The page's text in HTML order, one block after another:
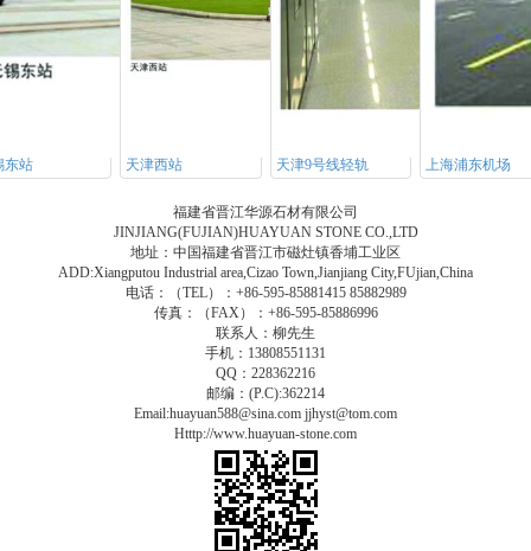
东站 天津西站 天津9号线轻轨 上海浦东机场
福建省晋江华源石材有限公司
JINJIANG(FUJIAN)HUAYUAN STONE CO.,LTD
地址：中国福建省晋江市磁灶镇香埔工业区
ADD:Xiangputou Industrial area,Cizao Town,Jianjiang City,FUjian,China
电话：（TEL）：+86-595-85881415 85882989
传真：（FAX）：+86-595-85886996
联系人：柳先生
手机：13808551131
QQ：228362216
邮编：(P.C):362214
Email:huayuan588@sina.com jjhyst@tom.com
Htttp://www.huayuan-stone.com